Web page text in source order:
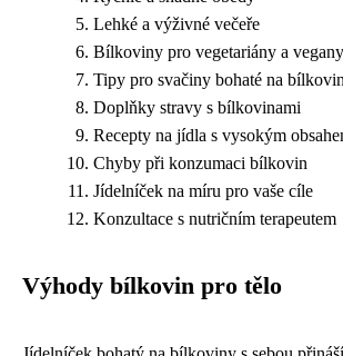
Lehké a výživné večeře
Bílkoviny pro vegetariány a vegany
Tipy pro svačiny bohaté na
Doplňky stravy s bílkovinami
Recepty na jídla s vysokým
Chyby při konzumaci bílkovin
Jídelníček na míru pro vaše cíle
Konzultace s nutričním terapeutem
Výhody bílkovin pro tělo